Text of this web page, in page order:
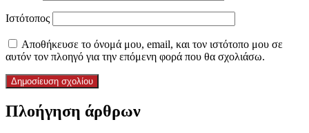
Ιστότοπος
Αποθήκευσε το όνομά μου, email, και τον ιστότοπο μου σε
αυτόν τον πλοηγό για την επόμενη φορά που θα σχολιάσω.
Πλοήγηση άρθρων